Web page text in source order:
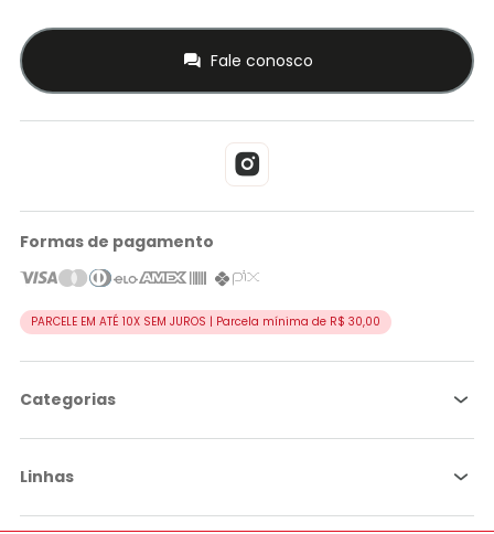
Fale conosco
Formas de pagamento
PARCELE EM ATÉ 10X SEM JUROS | Parcela mínima de R$ 30,00
Categorias
Linhas